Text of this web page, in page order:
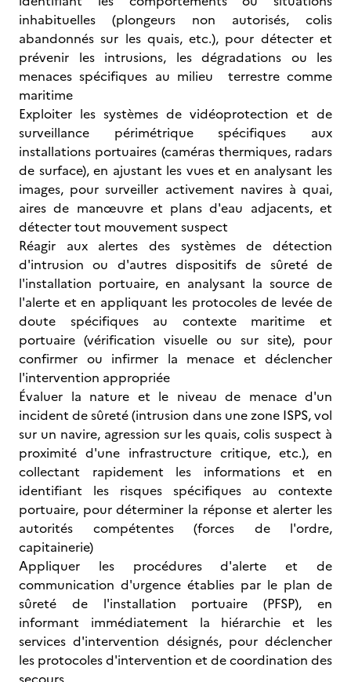
inhabituelles (plongeurs non autorisés, colis
abandonnés sur les quais, etc.), pour détecter et
prévenir les intrusions, les dégradations ou les
menaces spécifiques au milieu terrestre comme
maritime
Exploiter les systèmes de vidéoprotection et de
surveillance périmétrique spécifiques aux
installations portuaires (caméras thermiques, radars
de surface), en ajustant les vues et en analysant les
images, pour surveiller activement navires à quai,
aires de manœuvre et plans d'eau adjacents, et
détecter tout mouvement suspect
Réagir aux alertes des systèmes de détection
d'intrusion ou d'autres dispositifs de sûreté de
l'installation portuaire, en analysant la source de
l'alerte et en appliquant les protocoles de levée de
doute spécifiques au contexte maritime et
portuaire (vérification visuelle ou sur site), pour
confirmer ou infirmer la menace et déclencher
l'intervention appropriée
Évaluer la nature et le niveau de menace d'un
incident de sûreté (intrusion dans une zone ISPS, vol
sur un navire, agression sur les quais, colis suspect à
proximité d'une infrastructure critique, etc.), en
collectant rapidement les informations et en
identifiant les risques spécifiques au contexte
portuaire, pour déterminer la réponse et alerter les
autorités compétentes (forces de l'ordre,
capitainerie)
Appliquer les procédures d'alerte et de
communication d'urgence établies par le plan de
sûreté de l'installation portuaire (PFSP), en
informant immédiatement la hiérarchie et les
services d'intervention désignés, pour déclencher
les protocoles d'intervention et de coordination des